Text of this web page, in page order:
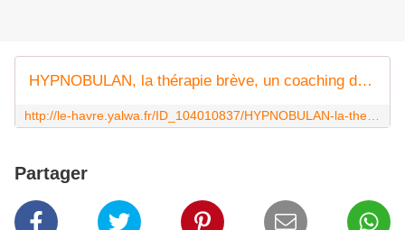
HYPNOBULAN, la thérapie brève, un coaching de vie aussi., LE HAVRE
Partager